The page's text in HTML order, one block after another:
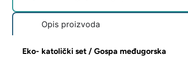
Opis proizvoda
Eko- katolički set / Gospa međugorska